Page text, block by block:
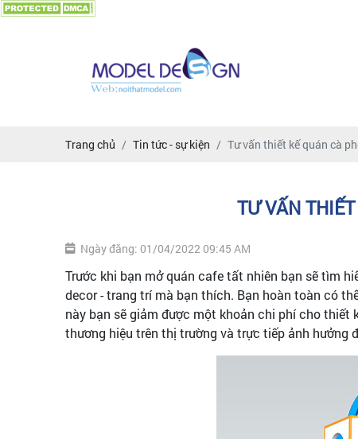
Trang chủ Tin tức - sự kiện Tư vấn thiết kế quán cà
TƯ VẤN
Ngày đăng: 01/04/2022 09:45 AM
Trước khi bạn mở quán cafe tất nhiên bạn sẽ tìm
decor - trang trí mà bạn thích. Bạn hoàn toàn có
này bạn sẽ giảm được một khoản chi phí cho thiết
thương hiệu trên thị trường và trực tiếp ảnh hưởng